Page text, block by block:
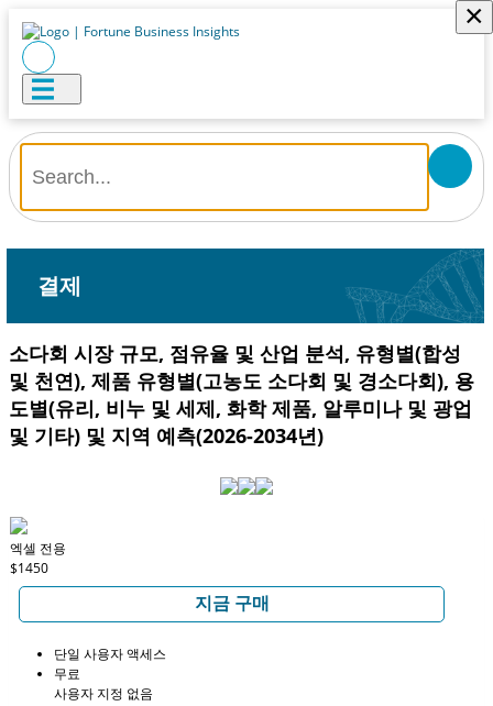
×
결제
소다회 시장 규모, 점유율 및 산업 분석, 유형별(합성
및 천연), 제품 유형별(고농도 소다회 및 경소다회), 용
도별(유리, 비누 및 세제, 화학 제품, 알루미나 및 광업
및 기타) 및 지역 예측(2026-2034년)
엑셀 전용
$1450
지금 구매
단일 사용자 액세스
무료
사용자 지정 없음